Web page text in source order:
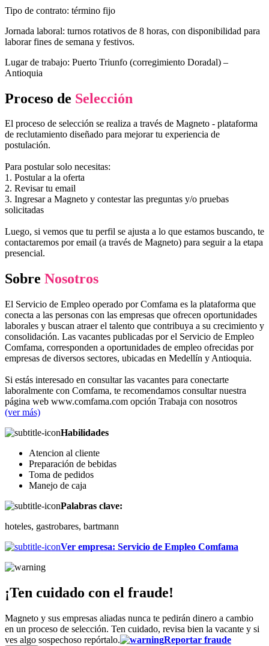
Tipo de contrato: término fijo
Jornada laboral: turnos rotativos de 8 horas, con disponibilidad para
laborar fines de semana y festivos.
Lugar de trabajo: Puerto Triunfo (corregimiento Doradal) –
Antioquia
Proceso de Selección
El proceso de selección se realiza a través de Magneto - plataforma
de reclutamiento diseñado para mejorar tu experiencia de
postulación.
Para postular solo necesitas:
1. Postular a la oferta
2. Revisar tu email
3. Ingresar a Magneto y contestar las preguntas y/o pruebas
solicitadas
Luego, si vemos que tu perfil se ajusta a lo que estamos buscando, te
contactaremos por email (a través de Magneto) para seguir a la etapa
presencial.
Sobre Nosotros
El Servicio de Empleo operado por Comfama es la plataforma que
conecta a las personas con las empresas que ofrecen oportunidades
laborales y buscan atraer el talento que contribuya a su crecimiento y
consolidación. Las vacantes publicadas por el Servicio de Empleo
Comfama, corresponden a oportunidades de empleo ofrecidas por
empresas de diversos sectores, ubicadas en Medellín y Antioquia.
Si estás interesado en consultar las vacantes para conectarte
laboralmente con Comfama, te recomendamos consultar nuestra
página web www.comfama.com opción Trabaja con nosotros
(ver más)
Habilidades
Atencion al cliente
Preparación de bebidas
Toma de pedidos
Manejo de caja
Palabras clave:
hoteles, gastrobares, bartmann
Ver empresa: Servicio de Empleo Comfama
¡Ten cuidado con el fraude!
Magneto y sus empresas aliadas nunca te pedirán dinero a cambio
en un proceso de selección. Ten cuidado, revisa bien la vacante y si
ves algo sospechoso repórtalo.
Reportar fraude